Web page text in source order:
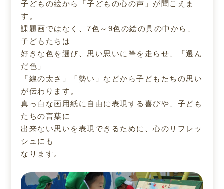
子どもの絵から「子どもの心の声」が聞こえま
す。
課題画ではなく、7色～9色の絵の具の中から、
子どもたちは
好きな色を選び、思い思いに筆を走らせ、「選ん
だ色」
「線の太さ」「勢い」などから子どもたちの思い
が伝わります。
真っ白な画用紙に自由に表現する喜びや、子ども
たちの言葉に
出来ない思いを表現できるために、心のリフレッ
シュにも
なります。